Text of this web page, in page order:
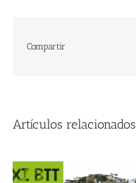
Compartir
Artículos relacionados